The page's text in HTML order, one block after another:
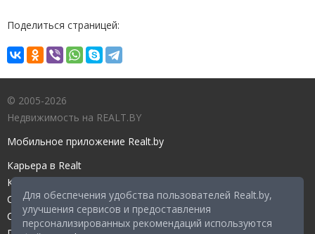
Для обеспечения удобства пользователей Realt.by,
улучшения сервисов и предоставления
персонализированных рекомендаций используются
Поделиться страницей:
© 2005-2026
Недвижимость на REALT.BY
Мобильное приложение Realt.by
Карьера в Realt
Контакты редакции
Справочный центр
Служба поддержки